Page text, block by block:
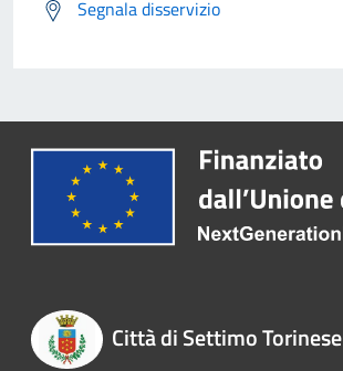
Segnala disservizio
Città di Settimo Torinese